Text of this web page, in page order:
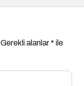
Gerekli alanlar* ile